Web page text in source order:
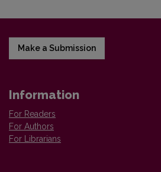
Make a Submission
Information
For Readers
For Authors
For Librarians